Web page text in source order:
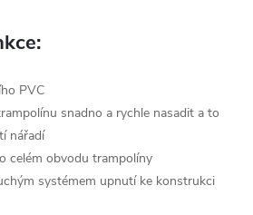
PVC
snadno a rychle nasadit a to
nářadí
celém obvodu trampolíny
systémem upnutí ke konstrukci